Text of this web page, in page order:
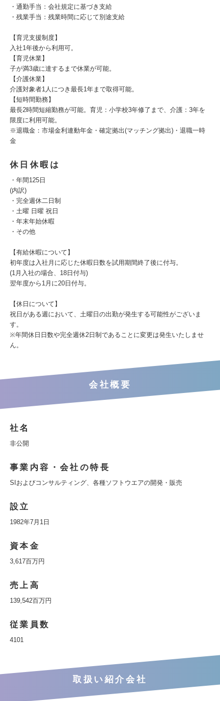
・通勤手当：会社規定に基づき支給
・残業手当：残業時間に応じて別途支給
【育児支援制度】
入社1年後から利用可。
【育児休業】
子が満3歳に達するまで休業が可能。
【介護休業】
介護対象者1人につき最長1年まで取得可能。
【短時間勤務】
最長2時間短縮勤務が可能。育児：小学校3年修了まで、介護：3年を
限度に利用可能。
※退職金：市場金利連動年金・確定拠出(マッチング拠出)・退職一時
金
休日休暇は
・年間125日
(内訳)
・完全週休二日制
・土曜 日曜 祝日
・年末年始休暇
・その他
【有給休暇について】
初年度は入社月に応じた休暇日数を試用期間終了後に付与。
(1月入社の場合、18日付与)
翌年度から1月に20日付与。
【休日について】
祝日がある週において、土曜日の出勤が発生する可能性がございま
す。
※年間休日日数や完全週休2日制であることに変更は発生いたしませ
ん。
会社概要
社名
非公開
事業内容・会社の特長
SIおよびコンサルティング、各種ソフトウエアの開発・販売
設立
1982年7月1日
資本金
3,617百万円
売上高
139,542百万円
従業員数
4101
取扱い紹介会社